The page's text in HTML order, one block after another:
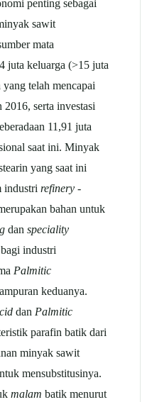
penting sebagai
sawit
mata
juta keluarga (>15 juta
telah mencapai
serta investasi
11,91 juta
saat ini. Minyak
yang saat ini
industri refinery -
bahan untuk
dan speciality
industri
Palmitic
keduanya.
dan Palmitic
parafin batik dari
minyak sawit
mensubstitusinya.
malam batik menurut